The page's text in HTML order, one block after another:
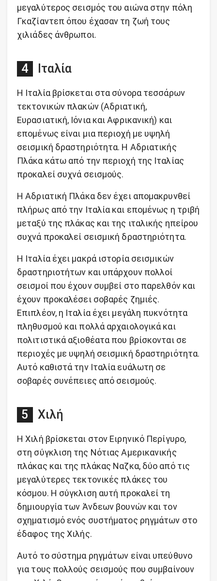
μεγαλύτερος σεισμός του αιώνα στην πόλη
Γκαζίαντεπ όπου έχασαν τη ζωή τους
χιλιάδες άνθρωποι.
Ιταλία
Η Ιταλία βρίσκεται στα σύνορα τεσσάρων
τεκτονικών πλακών (Αδριατική,
Ευρασιατική, Ιόνια και Αφρικανική) και
επομένως είναι μια περιοχή με υψηλή
σεισμική δραστηριότητα. Η Αδριατικής
Πλάκα κάτω από την περιοχή της Ιταλίας
προκαλεί συχνά σεισμούς.
Η Αδριατική Πλάκα δεν έχει απομακρυνθεί
πλήρως από την Ιταλία και επομένως η τριβή
μεταξύ της πλάκας και της ιταλικής ηπείρου
συχνά προκαλεί σεισμική δραστηριότητα.
Η Ιταλία έχει μακρά ιστορία σεισμικών
δραστηριοτήτων και υπάρχουν πολλοί
σεισμοί που έχουν συμβεί στο παρελθόν και
έχουν προκαλέσει σοβαρές ζημιές.
Επιπλέον, η Ιταλία έχει μεγάλη πυκνότητα
πληθυσμού και πολλά αρχαιολογικά και
πολιτιστικά αξιοθέατα που βρίσκονται σε
περιοχές με υψηλή σεισμική δραστηριότητα.
Αυτό καθιστά την Ιταλία ευάλωτη σε
σοβαρές συνέπειες από σεισμούς.
Χιλή
Η Χιλή βρίσκεται στον Ειρηνικό Περίγυρο,
στη σύγκλιση της Νότιας Αμερικανικής
πλάκας και της πλάκας Ναζκα, δύο από τις
μεγαλύτερες τεκτονικές πλάκες του
κόσμου. Η σύγκλιση αυτή προκαλεί τη
δημιουργία των Άνδεων βουνών και τον
σχηματισμό ενός συστήματος ρηγμάτων στο
έδαφος της Χιλής.
Αυτό το σύστημα ρηγμάτων είναι υπεύθυνο
για τους πολλούς σεισμούς που συμβαίνουν